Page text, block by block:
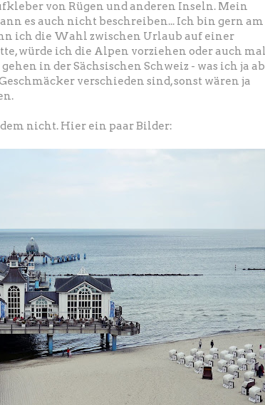
von Rügen und anderen Inseln. Mein
es auch nicht beschreiben... Ich bin gern am
ich die Wahl zwischen Urlaub auf einer
würde ich die Alpen vorziehen oder auch mal
in der Sächsischen Schweiz - was ich ja ab
verschieden sind, sonst wären ja
nicht. Hier ein paar Bilder: